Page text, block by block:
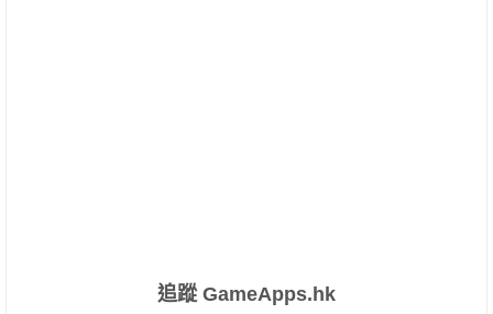
追蹤 GameApps.hk